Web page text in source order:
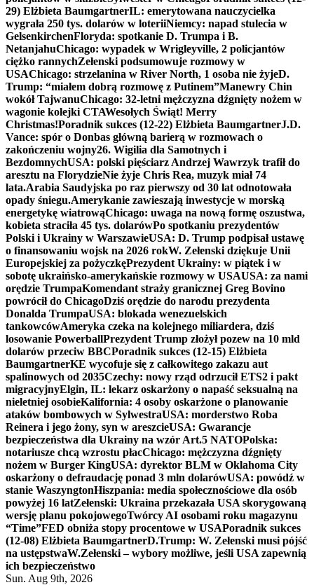
29) Elżbieta BaumgartnerIL: emerytowana nauczycielka
wygrała 250 tys. dolarów w loteriiNiemcy: napad stulecia w
GelsenkirchenFloryda: spotkanie D. Trumpa i B.
NetanjahuChicago: wypadek w Wrigleyville, 2 policjantów
ciężko rannychZełenski podsumowuje rozmowy w
USAChicago: strzelanina w River North, 1 osoba nie żyjeD.
Trump: “miałem dobrą rozmowę z Putinem”Manewry Chin
wokół TajwanuChicago: 32-letni mężczyzna dźgnięty nożem w
wagonie kolejki CTAWesołych Świąt! Merry
Christmas!Poradnik sukces (12-22) Elżbieta BaumgartnerJ.D.
Vance: spór o Donbas główną barierą w rozmowach o
zakończeniu wojny26. Wigilia dla Samotnych i
BezdomnychUSA: polski pięściarz Andrzej Wawrzyk trafił do
aresztu na FlorydzieNie żyje Chris Rea, muzyk miał 74
lata.Arabia Saudyjska po raz pierwszy od 30 lat odnotowała
opady śniegu.Amerykanie zawieszają inwestycje w morską
energetykę wiatrowąChicago: uwaga na nową formę oszustwa,
kobieta straciła 45 tys. dolarówPo spotkaniu prezydentów
Polski i Ukrainy w WarszawieUSA: D. Trump podpisał ustawę
o finansowaniu wojsk na 2026 rokW. Zełenski dziękuje Unii
Europejskiej za pożyczkęPrezydent Ukrainy: w piątek i w
sobotę ukraińsko-amerykańskie rozmowy w USAUSA: za nami
orędzie TrumpaKomendant straży granicznej Greg Bovino
powrócił do ChicagoDziś orędzie do narodu prezydenta
Donalda TrumpaUSA: blokada wenezuelskich
tankowcówAmeryka czeka na kolejnego miliardera, dziś
losowanie PowerballPrezydent Trump złożył pozew na 10 mld
dolarów przeciw BBCPoradnik sukces (12-15) Elżbieta
BaumgartnerKE wycofuje się z całkowitego zakazu aut
spalinowych od 2035Czechy: nowy rząd odrzucił ETS2 i pakt
migracyjnyElgin, IL: lekarz oskarżony o napaść seksualną na
nieletniej osobieKalifornia: 4 osoby oskarżone o planowanie
ataków bombowych w SylwestraUSA: morderstwo Roba
Reinera i jego żony, syn w areszcieUSA: Gwarancje
bezpieczeństwa dla Ukrainy na wzór Art.5 NATOPolska:
notariusze chcą wzrostu płacChicago: mężczyzna dźgnięty
nożem w Burger KingUSA: dyrektor BLM w Oklahoma City
oskarżony o defraudację ponad 3 mln dolarówUSA: powódź w
stanie WaszyngtonHiszpania: media społecznościowe dla osób
powyżej 16 latZełenski: Ukraina przekazała USA skorygowaną
wersję planu pokojowegoTwórcy AI osobami roku magazynu
“Time”FED obniża stopy procentowe w USAPoradnik sukces
(12-08) Elżbieta BaumgartnerD.Trump: W. Zełenski musi pójść
na ustępstwaW.Zełenski – wybory możliwe, jeśli USA zapewnią
ich bezpieczeństwo
Sun. Aug 9th, 2026